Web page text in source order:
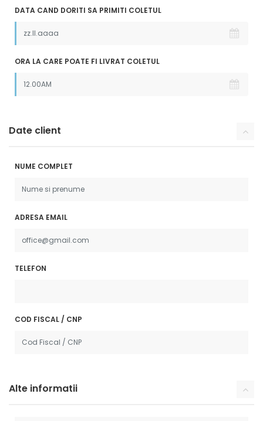
DATA CAND DORITI SA PRIMITI COLETUL
ORA LA CARE POATE FI LIVRAT COLETUL
Date client
NUME COMPLET
ADRESA EMAIL
TELEFON
COD FISCAL / CNP
Alte informatii